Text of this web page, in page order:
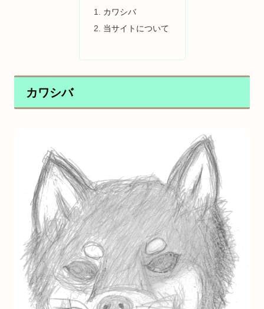
カワシバ
当サイトについて
カワシバ